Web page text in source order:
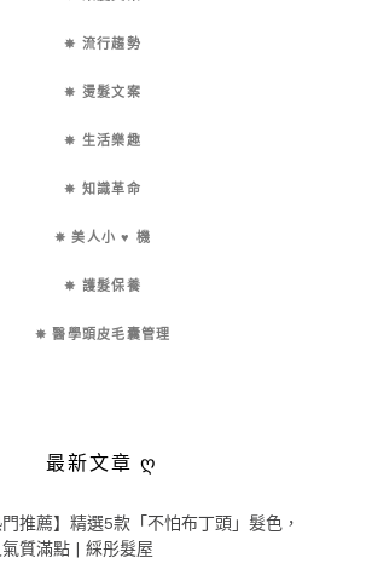
✵ 流行趨勢
✵ 燙髮文案
✵ 生活樂趣
✵ 知識革命
✵ 美人小 ♥ 機
✵ 護髮保養
✵ 醫學頭皮毛囊管理
最新文章 ღ
門推薦】精選5款「不怕布丁頭」髮色，
質滿點 | 綵彤髮屋